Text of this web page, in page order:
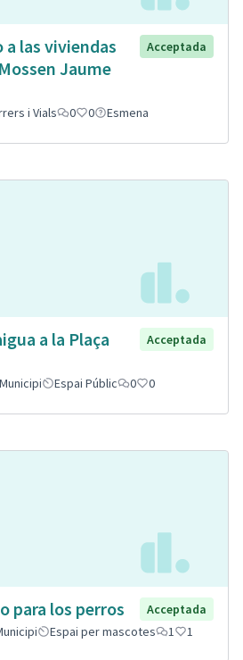
a las viviendas
Jaume
Acceptada
i Vials 0 0 Esmena
a la Plaça
Acceptada
Municipi Espai Públic 0 0
para los perros
Acceptada
Espai per mascotes 1 1